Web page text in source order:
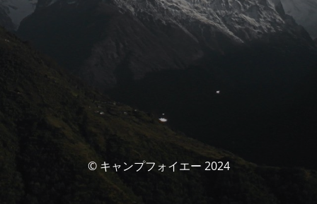
© キャンプフォイエー 2024